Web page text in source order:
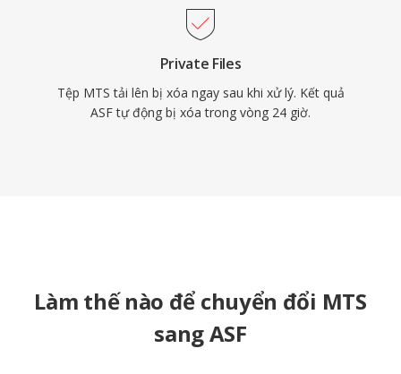
Private Files
Tệp MTS tải lên bị xóa ngay sau khi xử lý. Kết quả
ASF tự động bị xóa trong vòng 24 giờ.
Làm thế nào để chuyển đổi MTS
sang ASF